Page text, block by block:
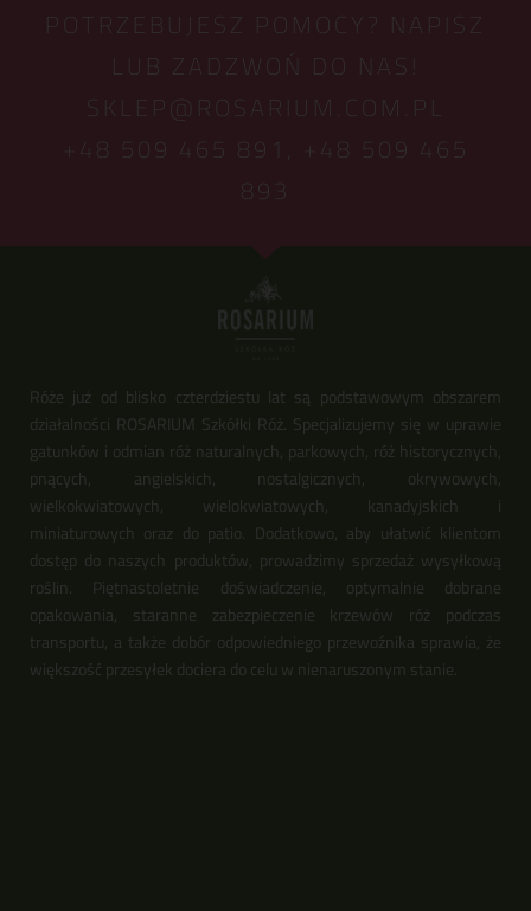
POTRZEBUJESZ POMOCY? NAPISZ
LUB ZADZWOŃ DO NAS!
SKLEP@ROSARIUM.COM.PL
+48 509 465 891,
+48 509 465
893
Róże już od blisko czterdziestu lat są podstawowym obszarem
działalności ROSARIUM Szkółki Róż. Specjalizujemy się w uprawie
gatunków i odmian róż naturalnych, parkowych, róż historycznych,
pnących, angielskich, nostalgicznych, okrywowych,
wielkokwiatowych, wielokwiatowych, kanadyjskich i
miniaturowych oraz do patio. Dodatkowo, aby ułatwić klientom
dostęp do naszych produktów, prowadzimy sprzedaż wysyłkową
roślin. Piętnastoletnie doświadczenie, optymalnie dobrane
opakowania, staranne zabezpieczenie krzewów róż podczas
transportu, a także dobór odpowiedniego przewoźnika sprawia, że
większość przesyłek dociera do celu w nienaruszonym stanie.